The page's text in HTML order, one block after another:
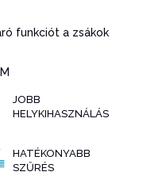
funkciót a zsákok
JOBB
HELYKIHASZNÁLÁS
HATÉKONYABB
SZŰRÉS